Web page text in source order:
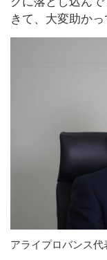
アライプロバンス
きて、大変助かっ